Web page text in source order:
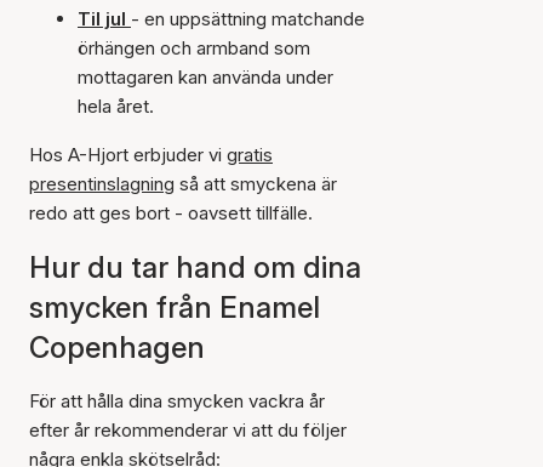
Til jul - en uppsättning matchande
örhängen och armband som
mottagaren kan använda under
hela året.
Hos A-Hjort erbjuder vi gratis
presentinslagning så att smyckena är
redo att ges bort - oavsett tillfälle.
Hur du tar hand om dina
smycken från Enamel
Copenhagen
För att hålla dina smycken vackra år
efter år rekommenderar vi att du följer
några enkla skötselråd: